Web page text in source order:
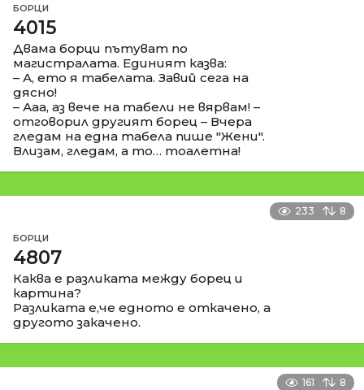
БОРЦИ
4015
Двама борци пътуват по
магистралата. Единият казва:
– А, ето я табелата. Завий сега на
дясно!
– Ааа, аз вече на табели не вярвам! –
отговорил другият борец – Вчера
гледам на една табела пише "Жени".
Влизам, гледам, а то… тоалетна!
233 8
БОРЦИ
4807
Каква е разликата между борец и
картина?
Разликата е,че едното е откачено, а
другото закачено.
161 8